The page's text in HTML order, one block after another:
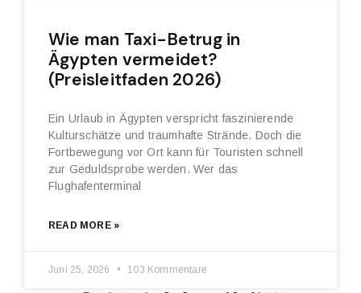
Wie man Taxi-Betrug in
Ägypten vermeidet?
(Preisleitfaden 2026)
Ein Urlaub in Ägypten verspricht faszinierende
Kulturschätze und traumhafte Strände. Doch die
Fortbewegung vor Ort kann für Touristen schnell
zur Geduldsprobe werden. Wer das
Flughafenterminal
READ MORE »
Juni 25, 2026 103 Kommentare